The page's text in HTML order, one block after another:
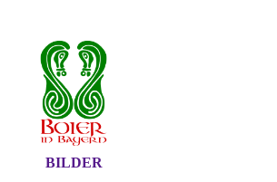
BILDER